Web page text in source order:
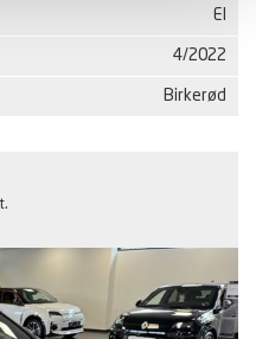
El
4/2022
Birkerød